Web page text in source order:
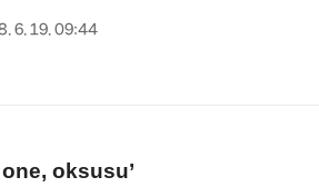
6. 19. 09:44
oksusu’